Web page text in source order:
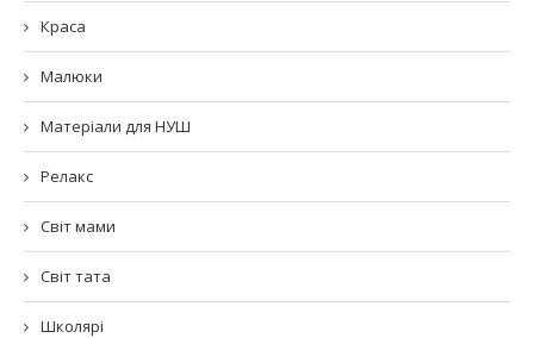
Краса
Малюки
Матеріали для НУШ
Релакс
Світ мами
Світ тата
Школярі